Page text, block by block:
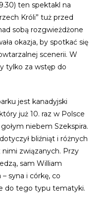
ten spektakl na
Króli” tuż przed
sobą rozgwieżdżone
okazja, by spotkać się
scenerii. W
tylko za wstęp do
jest kanadyjski
już 10. raz w Polsce
niebem Szekspira.
bliźniąt i różnych
związanych. Przy
sam William
syna i córkę, co
do tego typu tematyki.